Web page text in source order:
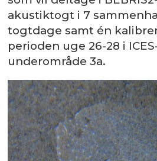
akustiktogt i 7
togtdage samt én
perioden uge 26-28 i
underområde 3a.